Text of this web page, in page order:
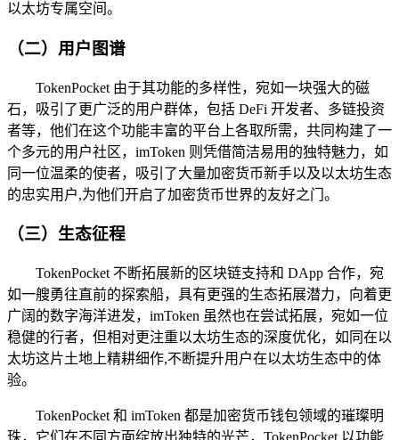
以太坊专属空间。
（二）用户图谱
TokenPocket 由于其功能的多样性，宛如一块强大的磁
石，吸引了更广泛的用户群体，包括 DeFi 开发者、多链投资
者等，他们在这个功能丰富的平台上各取所需，共同构建了一
个多元的用户社区，imToken 则凭借简洁易用的独特魅力，如
同一位温柔的使者，吸引了大量加密货币新手以及以太坊生态
的忠实用户,为他们开启了加密货币世界的友好之门。
（三）生态征程
TokenPocket 不断拓展新的区块链支持和 DApp 合作，宛
如一艘勇往直前的探索船，具有更强的生态拓展潜力，向着更
广阔的数字海洋进发，imToken 虽然也在尝试拓展，宛如一位
稳健的行者，但相对更注重以太坊生态的深度优化，如同在以
太坊这片土地上精耕细作,不断提升用户在以太坊生态中的体
验。
TokenPocket 和 imToken 都是加密货币钱包领域的璀璨明
珠，它们在不同方面绽放出独特的光芒，TokenPocket 以功能